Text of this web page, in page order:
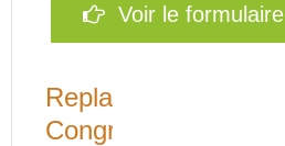
Voir le formulaire
Replays
Congrès